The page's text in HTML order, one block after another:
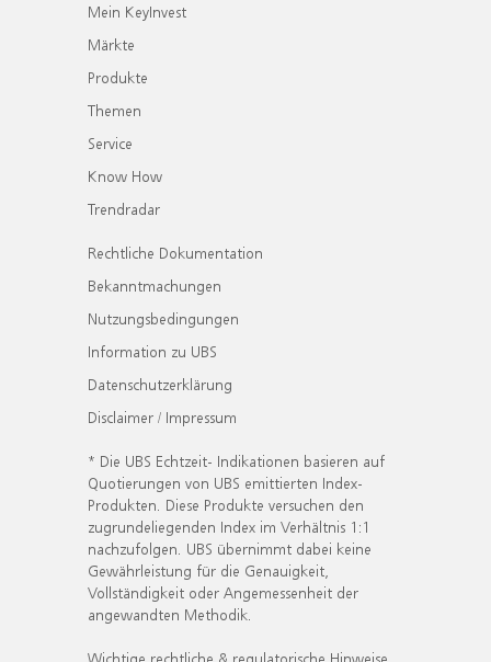
Mein KeyInvest
Märkte
Produkte
Themen
Service
Know How
Trendradar
Rechtliche Dokumentation
Bekanntmachungen
Nutzungsbedingungen
Information zu UBS
Datenschutzerklärung
Disclaimer / Impressum
* Die UBS Echtzeit- Indikationen basieren auf
Quotierungen von UBS emittierten Index-
Produkten. Diese Produkte versuchen den
zugrundeliegenden Index im Verhältnis 1:1
nachzufolgen. UBS übernimmt dabei keine
Gewährleistung für die Genauigkeit,
Vollständigkeit oder Angemessenheit der
angewandten Methodik.